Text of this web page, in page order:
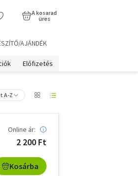
A kosarad
üres
AJÁNDÉK
Előfizetés
A-Z
Online ár:
2 200 Ft
Kosárba